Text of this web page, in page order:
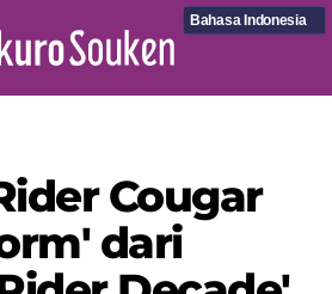
Bahasa Indonesia
Cougar
dari